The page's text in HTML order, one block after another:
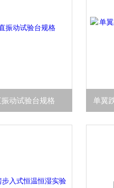
动试验台规格